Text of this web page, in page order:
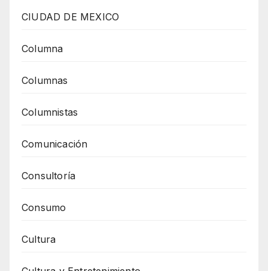
CIUDAD DE MEXICO
Columna
Columnas
Columnistas
Comunicación
Consultoría
Consumo
Cultura